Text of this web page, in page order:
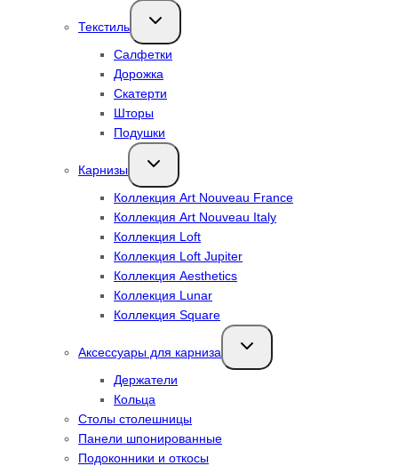
Текстиль
Переключить
дочернее
Салфетки
Дорожка
Скатерти
Шторы
Подушки
Карнизы
Переключить
дочернее
Коллекция Art Nouveau France
Коллекция Art Nouveau Italy
Коллекция Loft
Коллекция Loft Jupiter
Коллекция Aesthetics
Коллекция Lunar
Коллекция Square
Аксессуары для карниза
Переключить
дочернее
Держатели
Кольца
Столы столешницы
Панели шпонированные
Подоконники и откосы